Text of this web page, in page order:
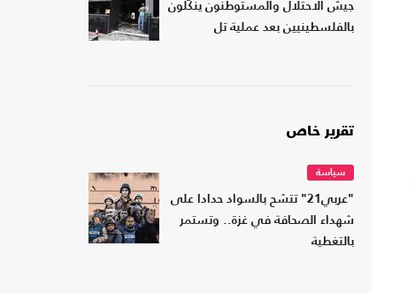
جيش الاحتلال والمستوطنون ينكّلون
بالفلسطينيين بعد عملية تل
تقرير خاص
سياسة
"عربي21" تتشح بالسواد حدادا على
شهداء الصحافة في غزة.. وتستمر
بالتغطية